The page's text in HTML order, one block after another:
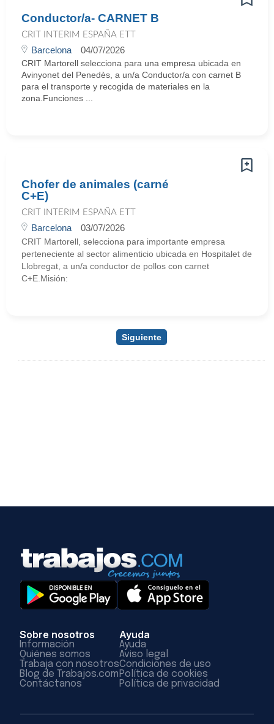
Conductor/a- CARNET B
CRIT INTERIM ESPAÑA ETT
Barcelona 04/07/2026
CRIT Martorell selecciona para una empresa ubicada en
Avinyonet del Penedès, a un/a Conductor/a con carnet B
para el transporte y recogida de materiales en la
zona.Funciones ...
Chofer de animales (carné
C+E)
CRIT INTERIM ESPAÑA ETT
Barcelona 03/07/2026
CRIT Martorell, selecciona para importante empresa
perteneciente al sector alimenticio ubicada en Hospitalet de
Llobregat, a un/a conductor de pollos con carnet
C+E.Misión:
Siguiente
Sobre nosotros
Información
Quiénes somos
Trabaja con nosotros
Blog de Trabajos.com
Contáctanos
Ayuda
Ayuda
Aviso legal
Condiciones de uso
Política de cookies
Política de privacidad